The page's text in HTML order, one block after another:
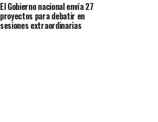
El Gobierno nacional envía 27
proyectos para debatir en
sesiones extraordinarias